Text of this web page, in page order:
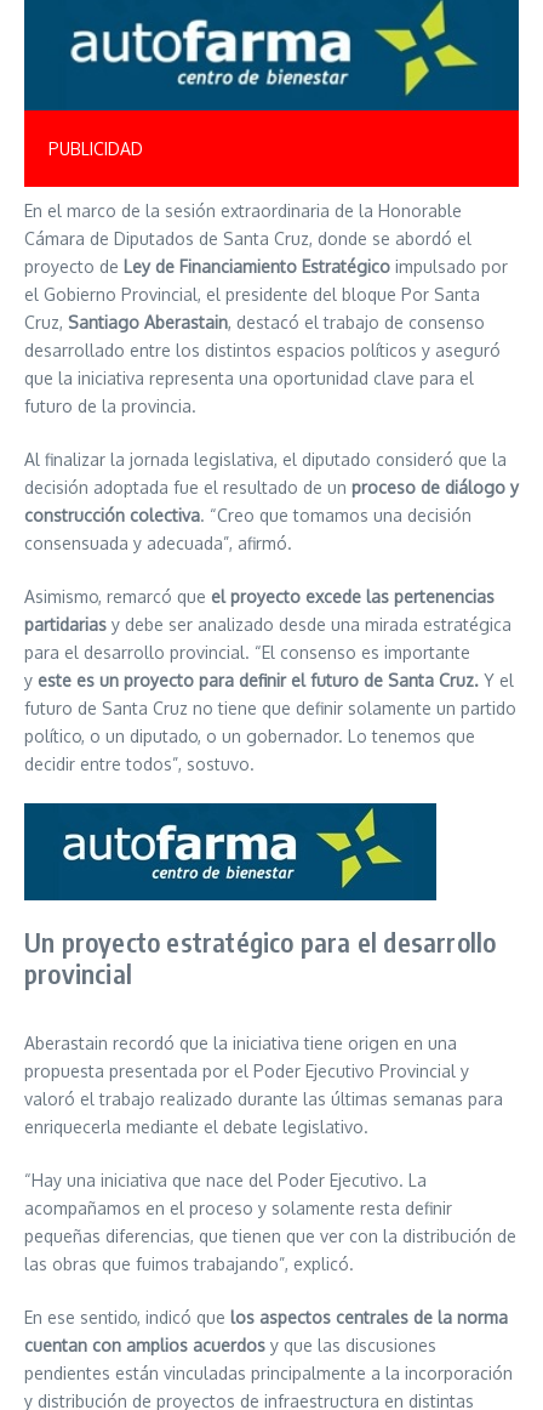
PUBLICIDAD
En el marco de la sesión extraordinaria de la Honorable
Cámara de Diputados de Santa Cruz, donde se abordó el
proyecto de Ley de Financiamiento Estratégico impulsado por
el Gobierno Provincial, el presidente del bloque Por Santa
Cruz, Santiago Aberastain, destacó el trabajo de consenso
desarrollado entre los distintos espacios políticos y aseguró
que la iniciativa representa una oportunidad clave para el
futuro de la provincia.
Al finalizar la jornada legislativa, el diputado consideró que la
decisión adoptada fue el resultado de un proceso de diálogo y
construcción colectiva. “Creo que tomamos una decisión
consensuada y adecuada”, afirmó.
Asimismo, remarcó que el proyecto excede las pertenencias
partidarias y debe ser analizado desde una mirada estratégica
para el desarrollo provincial. “El consenso es importante
y este es un proyecto para definir el futuro de Santa Cruz. Y el
futuro de Santa Cruz no tiene que definir solamente un partido
político, o un diputado, o un gobernador. Lo tenemos que
decidir entre todos”, sostuvo.
Un proyecto estratégico para el desarrollo
provincial
Aberastain recordó que la iniciativa tiene origen en una
propuesta presentada por el Poder Ejecutivo Provincial y
valoró el trabajo realizado durante las últimas semanas para
enriquecerla mediante el debate legislativo.
“Hay una iniciativa que nace del Poder Ejecutivo. La
acompañamos en el proceso y solamente resta definir
pequeñas diferencias, que tienen que ver con la distribución de
las obras que fuimos trabajando”, explicó.
En ese sentido, indicó que los aspectos centrales de la norma
cuentan con amplios acuerdos y que las discusiones
pendientes están vinculadas principalmente a la incorporación
y distribución de proyectos de infraestructura en distintas